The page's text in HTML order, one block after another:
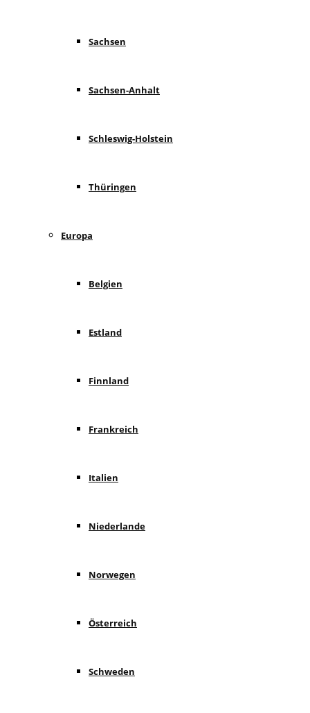
Sachsen
Sachsen-Anhalt
Schleswig-Holstein
Thüringen
Europa
Belgien
Estland
Finnland
Frankreich
Italien
Niederlande
Norwegen
Österreich
Schweden